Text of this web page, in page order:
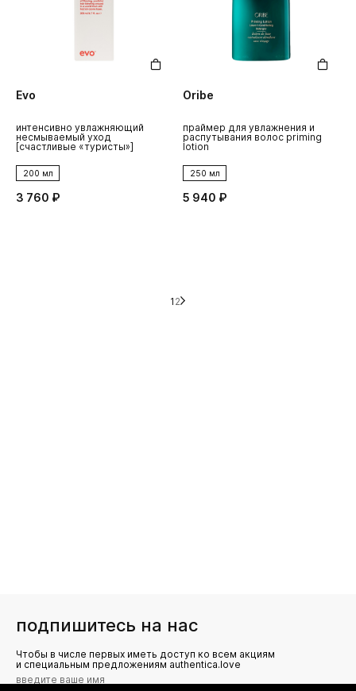
Evo
интенсивно увлажняющий
несмываемый уход
[счастливые «туристы»]
200 мл
3 760 ₽
Oribe
праймер для увлажнения и
распутывания волос priming
lotion
250 мл
5 940 ₽
1 2
подпишитесь на нас
Чтобы в числе первых иметь доступ ко всем акциям
и специальным предложениям authentica.love